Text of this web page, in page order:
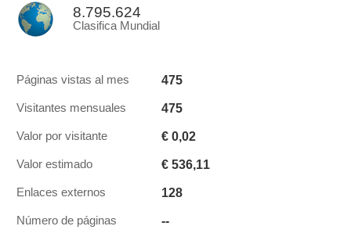
8.795.624
Clasifica Mundial
Páginas vistas al mes 475
Visitantes mensuales 475
Valor por visitante € 0,02
Valor estimado € 536,11
Enlaces externos 128
Número de páginas --